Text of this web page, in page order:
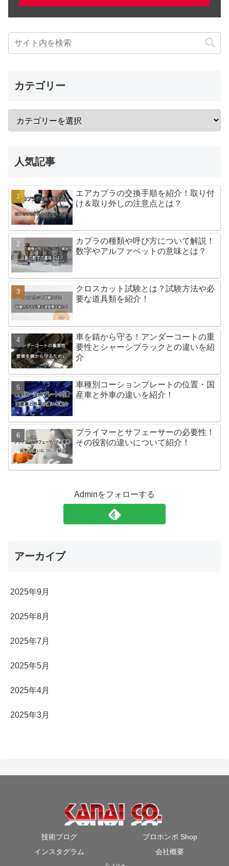
カテゴリー
人気記事
エアカプラの交換手順を紹介！取り付
け＆取り外しの注意点とは？
カプラの種類や呼び方について解説！
数字やアルファベットの意味とは？
クロスカット試験とは？試験方法や必
要な道具類を紹介！
車を錆から守る！アンダーコートの重
要性とシャーシブラックとの違いを紹
介
車種別コーションプレートの位置・国
産車と外車の違いを紹介！
プライマーとサフェーサーの必要性！
その役割の違いについて紹介！
Adminをフォローする
アーカイブ
2025年9月
2025年8月
2025年7月
2025年5月
2025年4月
2025年3月
技術ブログ
プロホンポ Shop
インスタグラム
会社概要